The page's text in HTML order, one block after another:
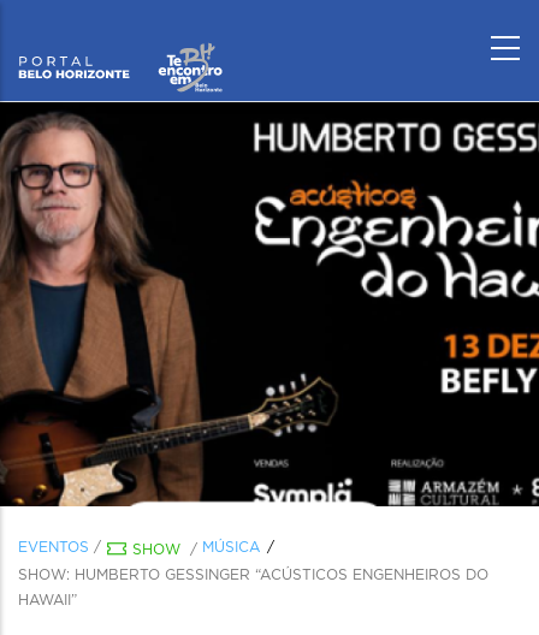
EVENTOS / SHOW / MÚSICA
SHOW: HUMBERTO GESSINGER “ACÚSTICOS ENGENHEIROS DO
HAWAII”